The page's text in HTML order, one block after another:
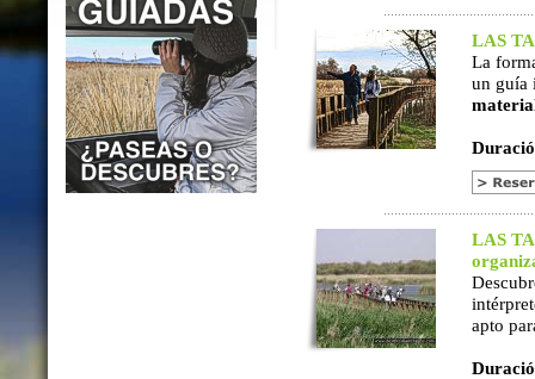
LAS
La
un guía
LAS
apto